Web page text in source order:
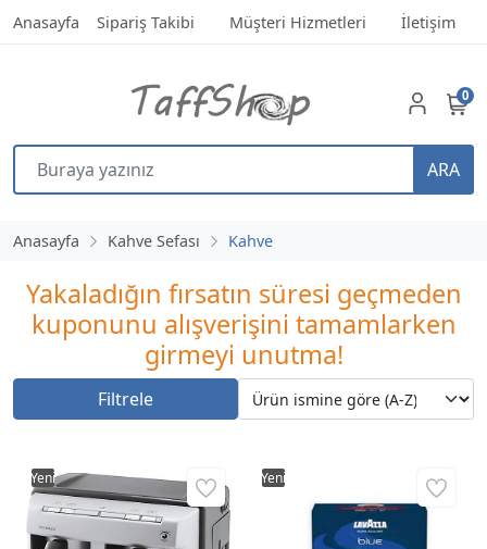
Anasayfa Sipariş Takibi Müşteri Hizmetleri İletişim
ARA
0
Anasayfa Kahve Sefası Kahve
Yakaladığın fırsatın süresi geçmeden
kuponunu alışverişini tamamlarken
girmeyi unutma!
Filtrele
Yeni Yeni